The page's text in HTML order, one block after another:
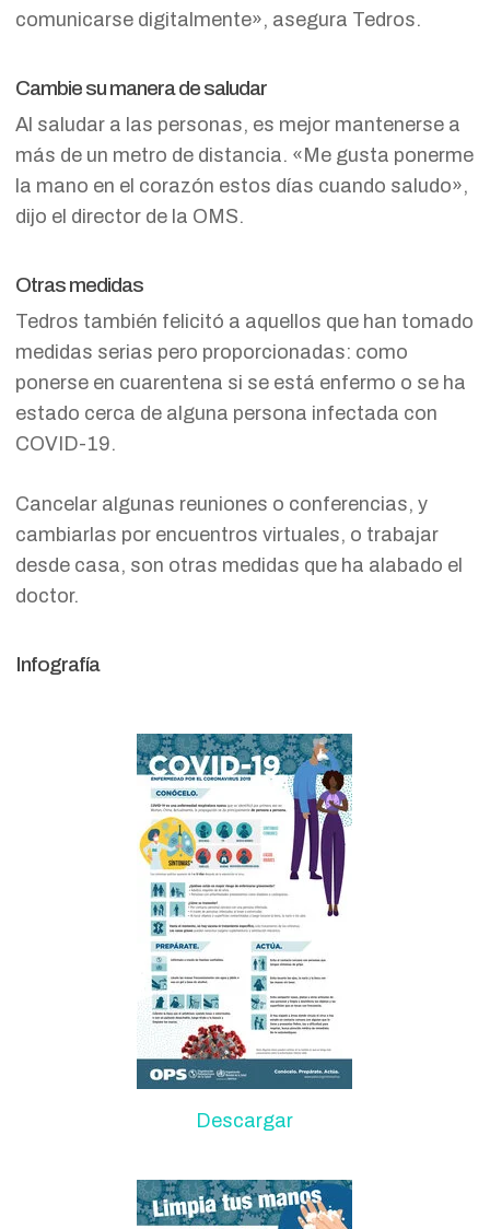
comunicarse digitalmente», asegura Tedros.
Cambie su manera de saludar
Al saludar a las personas, es mejor mantenerse a
más de un metro de distancia. «Me gusta ponerme
la mano en el corazón estos días cuando saludo»,
dijo el director de la OMS.
Otras medidas
Tedros también felicitó a aquellos que han tomado
medidas serias pero proporcionadas: como
ponerse en cuarentena si se está enfermo o se ha
estado cerca de alguna persona infectada con
COVID-19.
Cancelar algunas reuniones o conferencias, y
cambiarlas por encuentros virtuales, o trabajar
desde casa, son otras medidas que ha alabado el
doctor.
Infografía
Descargar